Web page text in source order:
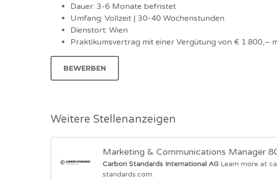
Dauer: 3-6 Monate befristet
Umfang: Vollzeit | 30-40 Wochenstunden
Dienstort: Wien
Praktikumsvertrag mit einer Vergütung von € 1.800,–
BEWERBEN
Weitere Stellenanzeigen
Marketing & Communications Manager
Carbon Standards International AG Learn more at
standards.com.